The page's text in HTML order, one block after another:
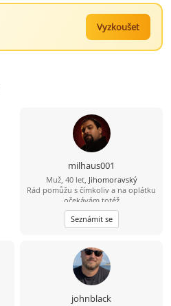
Vyzkoušet
milhaus001
Muž, 40 let, Jihomoravský
Rád pomůžu s čímkoliv a na oplátku
očekávám totéž
Seznámit se
johnblack